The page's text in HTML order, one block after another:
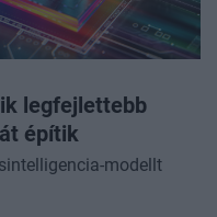
legfejlettebb
építik
modellt